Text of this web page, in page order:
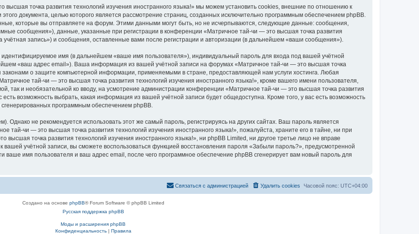
точка развития технологий изучения иностранного языка!» мы можем установить cookies, внешние по отношению к
документа, целью которого является рассмотрение страниц, созданных исключительно программным обеспечением phpBB.
которые вы отправляете на форум. Этими данными могут быть, но не исчерпываются, следующие данные: сообщения,
сообщения»), данные, указанные при регистрации в конференции «Матричное тай-чи — это высшая точка развития
запись») и сообщения, оставленные вами после регистрации и авторизации (в дальнейшем «ваши сообщения»).
имя (в дальнейшем «ваше имя пользователя»), индивидуальный пароль для входа под вашей учётной
«ваш адрес email»). Ваша информация из вашей учётной записи на форумах «Матричное тай-чи — это высшая точка
законами о защите компьютерной информации, применяемыми в стране, предоставляющей нам услуги хостинга. Любая
тай-чи — это высшая точка развития технологий изучения иностранного языка!», кроме вашего имени пользователя,
так и необязательной ко вводу, на усмотрение администрации конференции «Матричное тай-чи — это высшая точка развития
возможность выбрать, какая информация из вашей учётной записи будет общедоступна. Кроме того, у вас есть возможность
программным обеспечением phpBB.
не рекомендуется использовать этот же самый пароль, регистрируясь на других сайтах. Ваш пароль является
тай-чи — это высшая точка развития технологий изучения иностранного языка!», пожалуйста, храните его в тайне, ни при
высшая точка развития технологий изучения иностранного языка!», ни phpBB Limited, ни другое третье лицо не вправе
учётной записи, вы сможете воспользоваться функцией восстановления пароля «Забыли пароль?», предусмотренной
имя пользователя и ваш адрес email, после чего программное обеспечение phpBB сгенерирует вам новый пароль для
Часовой пояс: UTC+04:00
Удалить cookies
Связаться с администрацией
Создано на основе phpBB® Forum Software © phpBB Limited
Русская поддержка phpBB
Моды и расширения phpBB
Конфиденциальность| Правила